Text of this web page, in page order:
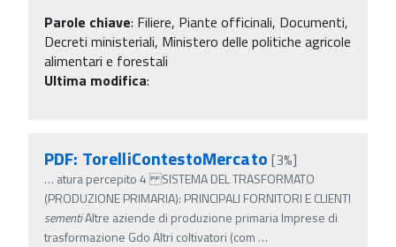
Parole chiave: Filiere, Piante officinali, Documenti,
Decreti ministeriali, Ministero delle politiche agricole
alimentari e forestali
Ultima modifica:
PDF: TorelliContestoMercato [3%]
… atura percepito 4 SISTEMA DEL TRASFORMATO
(PRODUZIONE PRIMARIA): PRINCIPALI FORNITORI E CLIENTI
sementiAltre aziende di produzione primaria Imprese di
trasformazione Gdo Altri coltivatori (com …